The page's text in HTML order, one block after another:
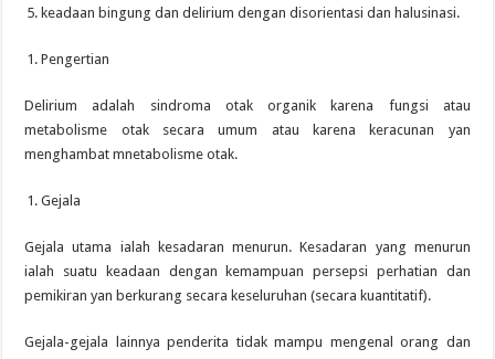
keadaan bingung dan delirium dengan disorientasi dan halusinasi.
Pengertian
Delirium adalah sindroma otak organik karena fungsi atau
metabolisme otak secara umum atau karena keracunan yan
menghambat mnetabolisme otak.
Gejala
Gejala utama ialah kesadaran menurun. Kesadaran yang menurun
ialah suatu keadaan dengan kemampuan persepsi perhatian dan
pemikiran yan berkurang secara keseluruhan (secara kuantitatif).
Gejala-gejala lainnya penderita tidak mampu mengenal orang dan